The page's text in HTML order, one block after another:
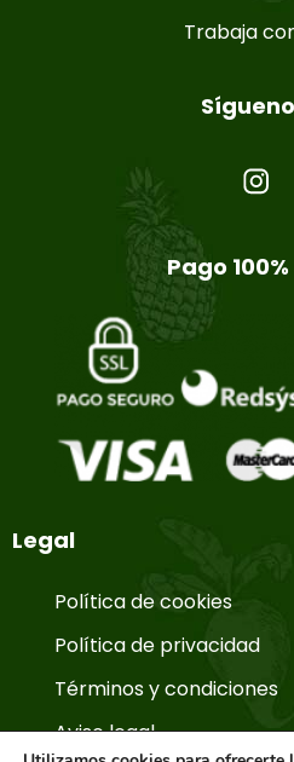
Trabaja
Pago
Legal
Política de cookies
Política de privacidad
Términos y condiciones
Aviso legal